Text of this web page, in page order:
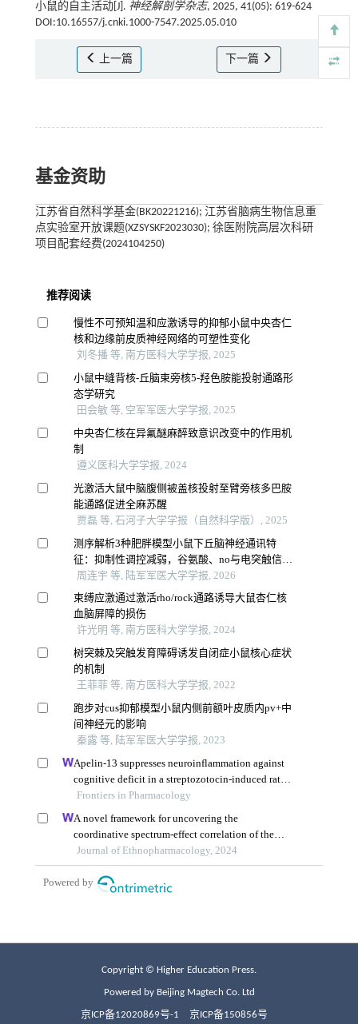
小鼠的自主活动[J]. 神经解剖学杂志, 2025, 41(05): 619-624
DOI:10.16557/j.cnki.1000-7547.2025.05.010
上一篇 下一篇
基金资助
江苏省自然科学基金(BK20221216); 江苏省脑病生物信息重
点实验室开放课题(XZSYSKF2023030); 徐医附院高层次科研
项目配套经费(2024104250)
Copyright © Higher Education Press.
Powered by Beijing Magtech Co. Ltd
京ICP备12020869号-1 京ICP备150856号